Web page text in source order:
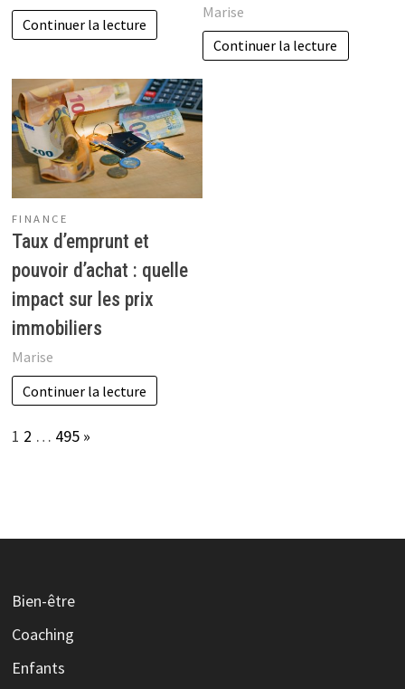
Continuer la lecture
Marise
Continuer la lecture
FINANCE
Taux d’emprunt et
pouvoir d’achat : quelle
impact sur les prix
immobiliers
Marise
Continuer la lecture
Page:
1 2 … 495 Next
»
Bien-être
Coaching
Enfants